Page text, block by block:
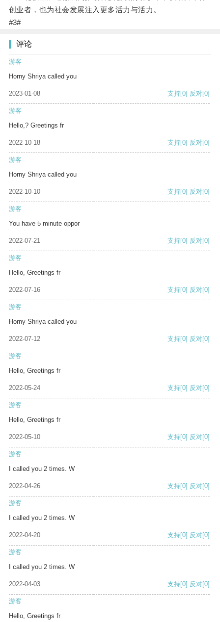
创业者，也为社会发展注入更多活力与活力。
#3#
评论
游客
Horny Shriya called you
2023-01-08 支持[0] 反对[0]
游客
Hello,? Greetings fr
2022-10-18 支持[0] 反对[0]
游客
Horny Shriya called you
2022-10-10 支持[0] 反对[0]
游客
You have 5 minute oppor
2022-07-21 支持[0] 反对[0]
游客
Hello, Greetings fr
2022-07-16 支持[0] 反对[0]
游客
Horny Shriya called you
2022-07-12 支持[0] 反对[0]
游客
Hello, Greetings fr
2022-05-24 支持[0] 反对[0]
游客
Hello, Greetings fr
2022-05-10 支持[0] 反对[0]
游客
I called you 2 times. W
2022-04-26 支持[0] 反对[0]
游客
I called you 2 times. W
2022-04-20 支持[0] 反对[0]
游客
I called you 2 times. W
2022-04-03 支持[0] 反对[0]
游客
Hello, Greetings fr